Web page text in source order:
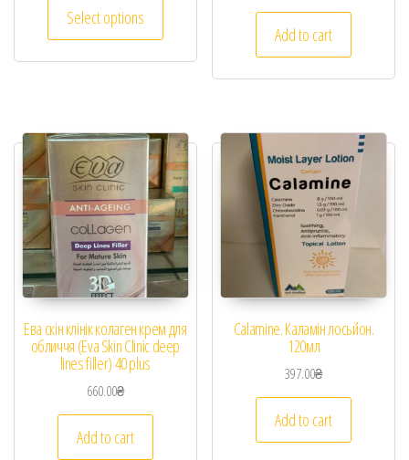
Select options
Add to cart
Ева скін клінік колаген крем для
обличчя (Eva Skin Clinic deep
lines filler) 40 plus
660.00₴
Add to cart
Calamine. Каламін лосьйон.
120мл
397.00₴
Add to cart